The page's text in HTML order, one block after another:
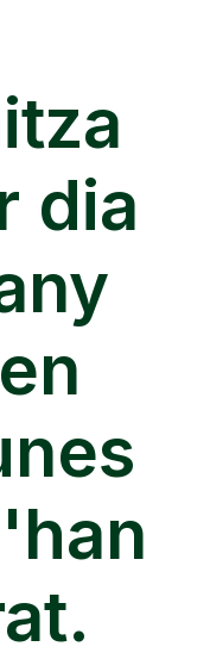
dia